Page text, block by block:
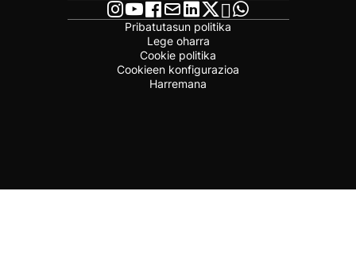
Pribatutasun politika
Lege oharra
Cookie politika
Cookieen konfigurazioa
Harremana